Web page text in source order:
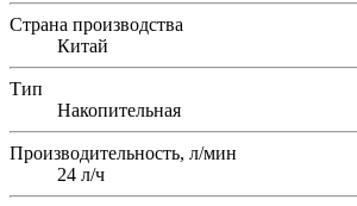
Страна производства
Китай
Тип
Накопительная
Производительность, л/мин
24 л/ч